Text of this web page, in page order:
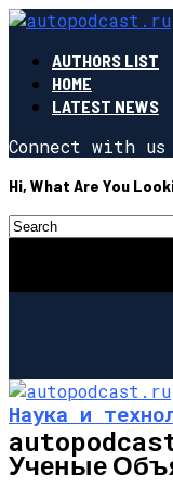
AUTHORS LIST
HOME
LATEST NEWS
Connect with us
Hi, What Are You
Наука и
Ученые